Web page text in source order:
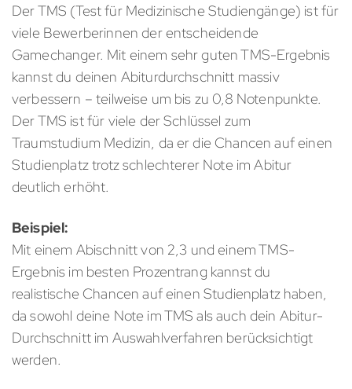
Der TMS (Test für Medizinische Studiengänge) ist für
viele Bewerberinnen der entscheidende
Gamechanger. Mit einem sehr guten TMS-Ergebnis
kannst du deinen Abiturdurchschnitt massiv
verbessern – teilweise um bis zu 0,8 Notenpunkte.
Der TMS ist für viele der Schlüssel zum
Traumstudium Medizin, da er die Chancen auf einen
Studienplatz trotz schlechterer Note im Abitur
deutlich erhöht.
Beispiel:
Mit einem Abischnitt von 2,3 und einem TMS-
Ergebnis im besten Prozentrang kannst du
realistische Chancen auf einen Studienplatz haben,
da sowohl deine Note im TMS als auch dein Abitur-
Durchschnitt im Auswahlverfahren berücksichtigt
werden.